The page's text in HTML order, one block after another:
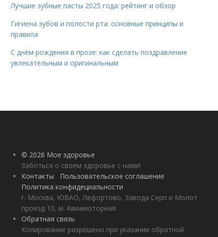
Лучшие зубные пасты 2025 года: рейтинг и обзор
Гигиена зубов и полости рта: основные принципы и
правила
С днём рождения в прозе: как сделать поздравление
увлекательным и оригинальным
© 2026 Мое здоровье
Заботься о своем здоровье с нами!
Контакты
Пользовательское соглашение
Политика конфидециальности
г. Москва, ЮВАО, Лефортово, Завода Серп и Молот
проезд 10, м. Авиамоторная
Обратная связь
Копирование разрешено при указании обратной